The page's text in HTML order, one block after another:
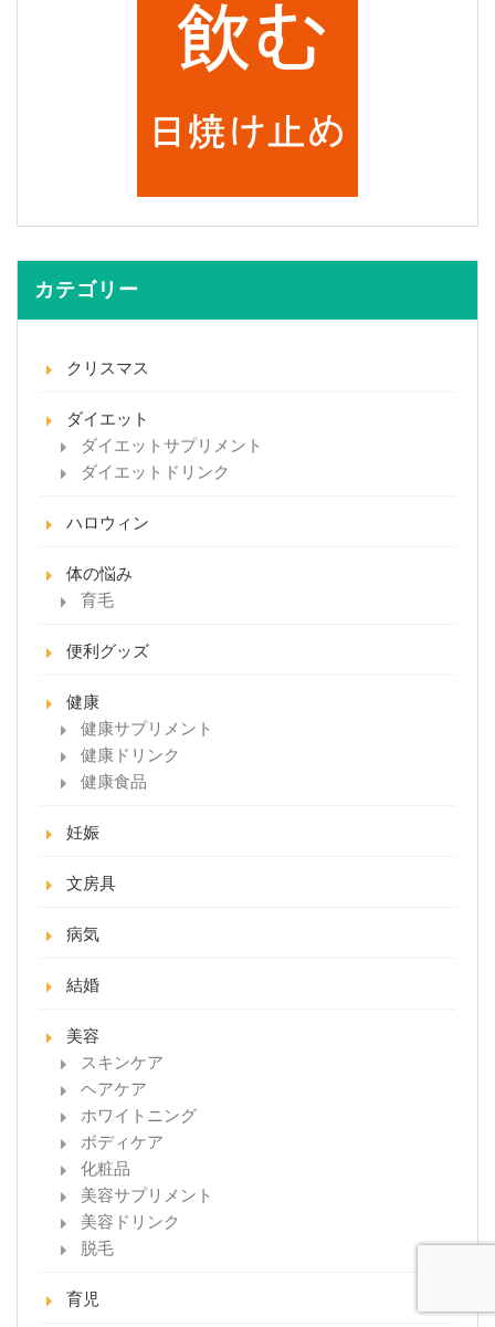
カテゴリー
クリスマス
ダイエット
ダイエットサプリメント
ダイエットドリンク
ハロウィン
体の悩み
育毛
便利グッズ
健康
健康サプリメント
健康ドリンク
健康食品
妊娠
文房具
病気
結婚
美容
スキンケア
ヘアケア
ホワイトニング
ボディケア
化粧品
美容サプリメント
美容ドリンク
脱毛
育児